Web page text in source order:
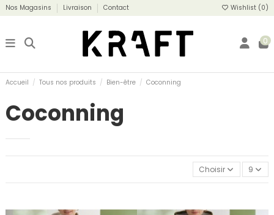
Nos Magasins Livraison Contact Wishlist (0)
0
Accueil Tous nos produits Bien-être Coconning
Coconning
Choisir 9